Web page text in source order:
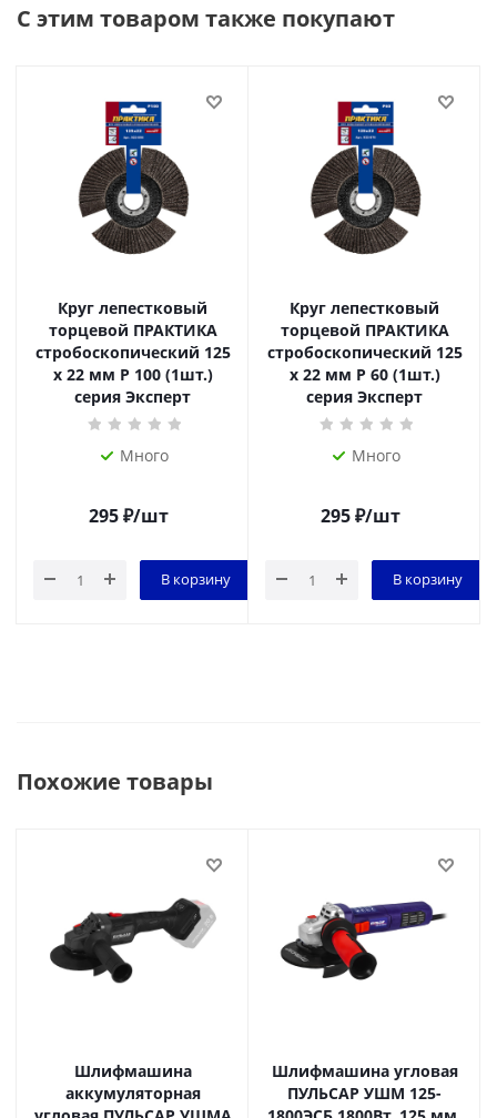
С этим товаром также покупают
Круг лепестковый
торцевой ПРАКТИКА
стробоскопический 125
х 22 мм Р 100 (1шт.)
серия Эксперт
Много
295₽/шт
В корзину
Круг лепестковый
торцевой ПРАКТИКА
стробоскопический 125
х 22 мм Р 60 (1шт.)
серия Эксперт
Много
295₽/шт
В корзину
Похожие товары
Шлифмашина
аккумуляторная
Шлифмашина угловая
ПУЛЬСАР УШМ 125-